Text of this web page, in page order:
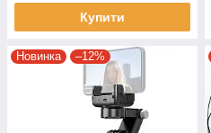
Купити
Новинка –12%